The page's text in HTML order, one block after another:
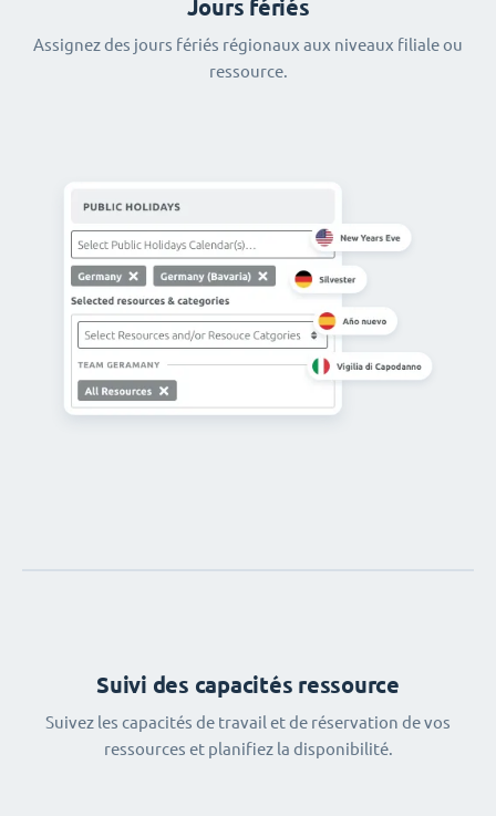
Jours fériés
Assignez des jours fériés régionaux aux niveaux filiale ou
ressource.
Suivi des capacités ressource
Suivez les capacités de travail et de réservation de vos
ressources et planifiez la disponibilité.